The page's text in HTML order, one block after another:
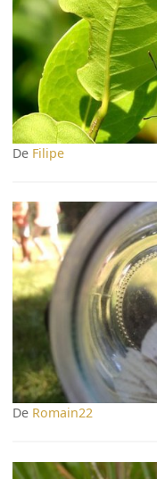
De Filipe
De Romain22